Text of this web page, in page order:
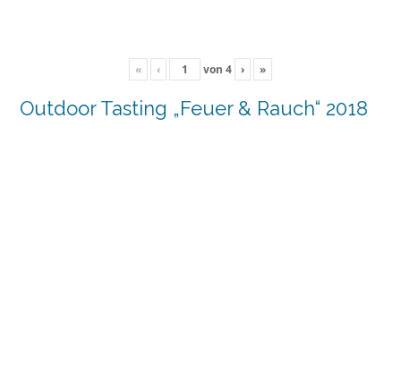
« ‹ von 4 › »
Outdoor Tasting „Feuer & Rauch“ 2018